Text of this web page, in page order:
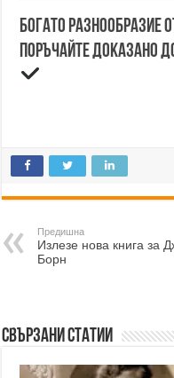
Богато разнообразие
Поръчайте доказано
Предишна
Излезе нова книга за
Борн
Свързани статии